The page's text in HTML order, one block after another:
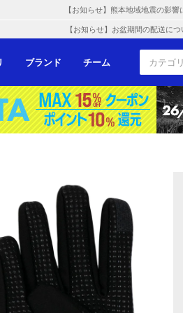
【お知らせ】熊本地域地震の影
【お知らせ】お盆期間の配送に
ブランド チーム